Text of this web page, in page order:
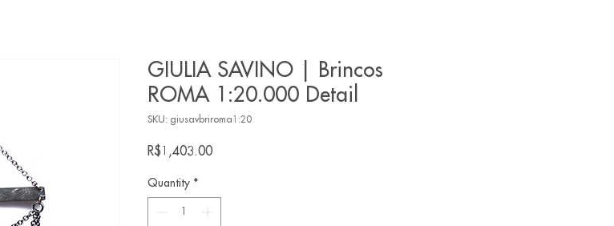
GIULIA SAVINO | Brincos
ROMA 1:20.000 Detail
SKU: giusavbriroma1:20
R$1,403.00Price
Quantity *